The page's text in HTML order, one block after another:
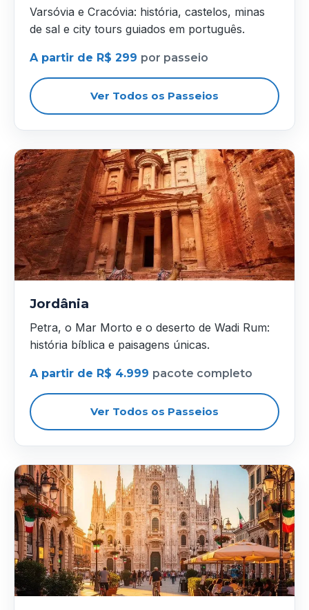
Varsóvia e Cracóvia: história, castelos, minas
de sal e city tours guiados em português.
A partir de R$ 299 por passeio
Ver Todos os Passeios
Jordânia
Petra, o Mar Morto e o deserto de Wadi Rum:
história bíblica e paisagens únicas.
A partir de R$ 4.999 pacote completo
Ver Todos os Passeios